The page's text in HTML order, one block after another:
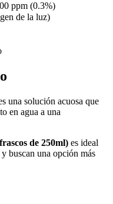
ppm (0.3%)
de la luz)
una solución acuosa que
en agua a una
de 250ml) es ideal
buscan una opción más